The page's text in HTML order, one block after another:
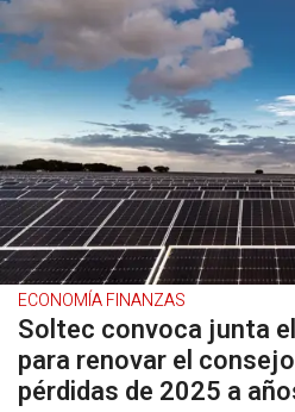
ECONOMÍA FINANZAS
Soltec convoca junta
para renovar el
pérdidas de 2025 a